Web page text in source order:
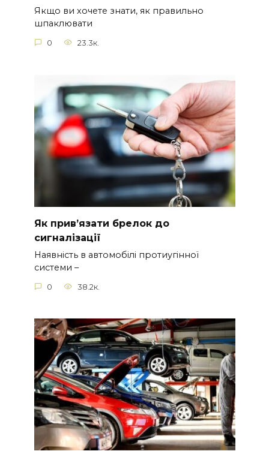
Якщо ви хочете знати, як правильно
шпаклювати
0 23.3к.
Як прив’язати брелок до
сигналізації
Наявність в автомобілі протиугінної
системи –
0 38.2к.